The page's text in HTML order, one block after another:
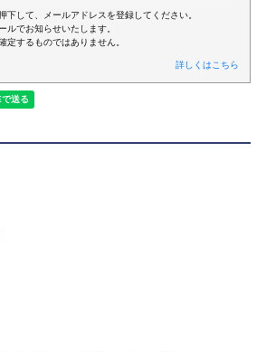
下して、メールアドレスを登録してください。
ルでお知らせいたします。
定するものではありません。
詳しくはこちら